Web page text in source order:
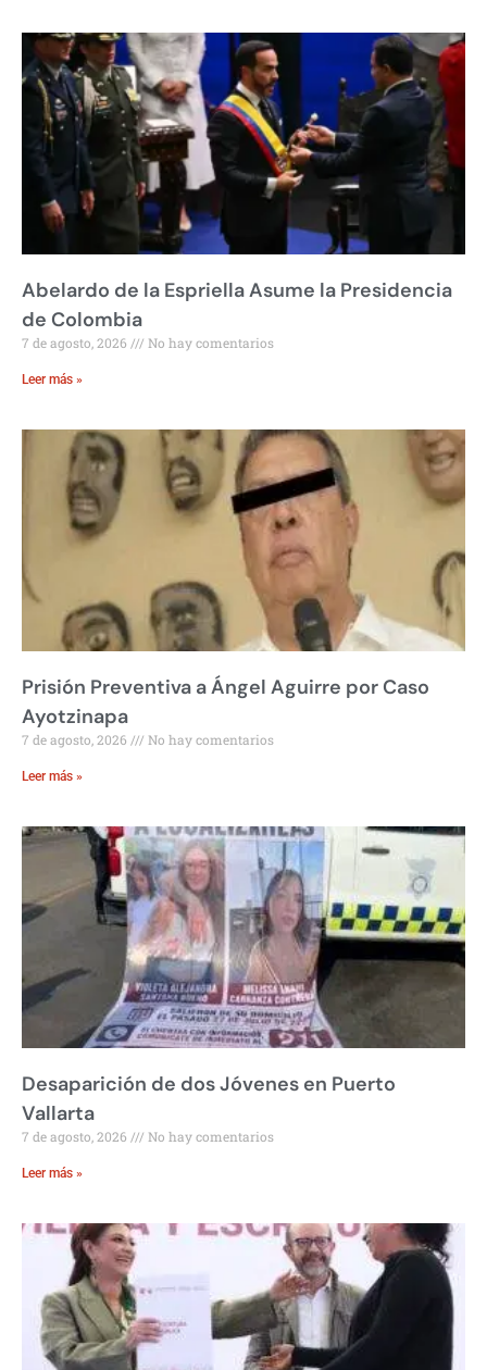
Abelardo de la Espriella Asume la Presidencia
de Colombia
7 de agosto, 2026 No hay comentarios
Leer más »
Prisión Preventiva a Ángel Aguirre por Caso
Ayotzinapa
7 de agosto, 2026 No hay comentarios
Leer más »
Desaparición de dos Jóvenes en Puerto
Vallarta
7 de agosto, 2026 No hay comentarios
Leer más »